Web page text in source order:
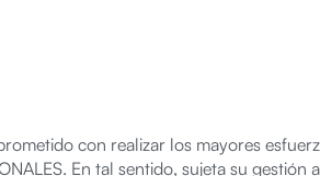
con realizar los mayores
En tal sentido, sujeta su gestión